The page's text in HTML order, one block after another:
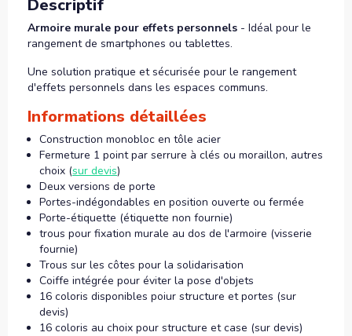
Descriptif
Armoire murale pour effets personnels - Idéal pour le
rangement de smartphones ou tablettes.
Une solution pratique et sécurisée pour le rangement
d'effets personnels dans les espaces communs.
Informations détaillées
Construction monobloc en tôle acier
Fermeture 1 point par serrure à clés ou moraillon, autres
choix (sur devis)
Deux versions de porte
Portes-indégondables en position ouverte ou fermée
Porte-étiquette (étiquette non fournie)
trous pour fixation murale au dos de l'armoire (visserie
fournie)
Trous sur les côtes pour la solidarisation
Coiffe intégrée pour éviter la pose d'objets
16 coloris disponibles poiur structure et portes (sur
devis)
16 coloris au choix pour structure et case (sur devis)